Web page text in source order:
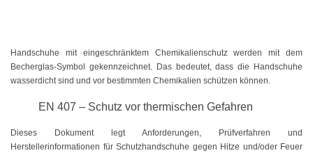
Mehrzweckbinder PA66
Handschuhe mit eingeschränktem Chemikalienschutz werden mit dem
Becherglas-Symbol gekennzeichnet. Das bedeutet, dass die Handschuhe
wasserdicht sind und vor bestimmten Chemikalien schützen können.
EN 407 – Schutz vor thermischen Gefahren
Dieses Dokument legt Anforderungen, Prüfverfahren und
Herstellerinformationen für Schutzhandschuhe gegen Hitze und/oder Feuer